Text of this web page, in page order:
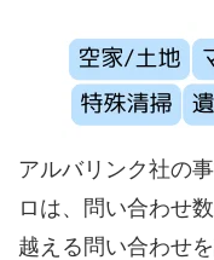
アルバリンク社の
ロは、問い合わせ
越える問い合わせ